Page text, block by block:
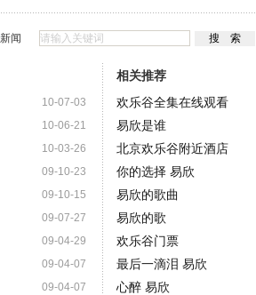
新闻
10-07-03
10-06-21
10-03-26
09-10-23
09-10-15
09-07-27
09-04-29
09-04-07
09-04-07
相关推荐
欢乐谷全集在线观看
易欣是谁
北京欢乐谷附近酒店
你的选择 易欣
易欣的歌曲
易欣的歌
欢乐谷门票
最后一滴泪 易欣
心醉 易欣